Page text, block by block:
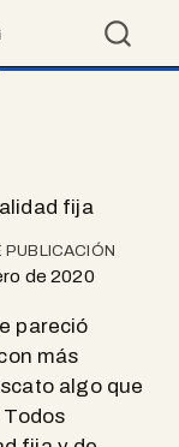
fija
PUBLICACIÓN
de 2020
pareció
más
algo que